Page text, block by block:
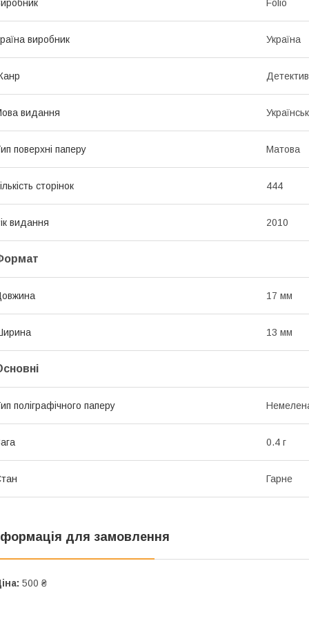
Folio
виробник Україна
Детектив
видання
поверхні паперу Матова
сторінок 444
видання 2010
17 мм
13 мм
поліграфічного паперу
0.4 г
Гарне
для замовлення
500 ₴